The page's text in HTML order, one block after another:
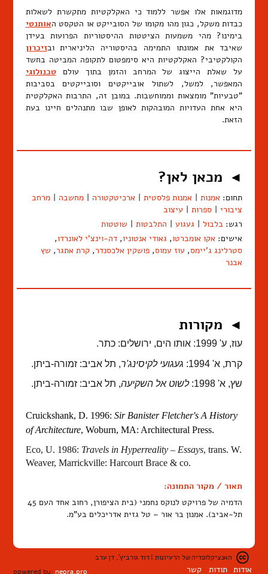
מדוגמאות אלו אפשר ללמוד כי האקלקטיות מתקשרת לשאלות
כבדות משקל, כגון מהו מקומו של הסובייקט או הטקסט האותנטי
בימינו? מהי משמעות הציטטות ההיסטוריות הפרועות בעידן
שאיבד את אמונתו התמימה בהיסטוריה הליניארית ובזיכרון
הקולקטיבי? האקלקטיות היא סימפטום לתקופה המביטה בחשד
על שאלת הייצוג של המרחב והזמן בתוך עולםטכנולוגי
המאפשר, למשל, לשתול אובייקטים וסובייקטים בסביבות
"טבעיות" מומצאות וממוחשבות. במובן זה, התרבות האקלקטית
היא אחת העדויות המובהקות לאופן שבו מתנהלים חיינו בעת
הזאת.
◄ מכאן לאן?
תחום: אמנות | אמנות פלסטית | ארכיטקטורה | מחשבה | מרחב
ציבורי | ספרות | עיצוב
רגש: בלבול | געגוע | התלבטות | שוטטות
אישים: אקו אומברטו, גאודי אנטוניו, דה-וינצ'י לאונרדו,
סטרלינג ג'יימס, עוז עמוס, פושקין אלכסנדר, קרת אתגר, שץ
אבנר
◄ מקורות
עוז, ע' 1999: אותו הים, ירושלים: כתר.
קרת, א' 1994:
געגועי לקיסינג'ר, תל אביב: זמורה-ביתן.
שץ, א' 1998:
לשוט אל השקיעה, תל אביב: זמורה-ביתן.
Cruickshank, D. 1996: Sir Banister Fletcher's A History
of Architecture, Woburn, MA: Architectural Press.
Eco, U. 1986: Travels in Hyperreality – Essays, trans. W.
Weaver, Marrickville: Harcourt Brace & co.
תאור / מקור התמונה:
הדמיה של פרויקט לנוקס נחמני (בית הציפורן, רחוב אחד העם 45
תל-אביב). אמנון בר אור – טל גזית אדריכלים בע"מ.
האנציקלופדיה של הרעיונות | דוד גורביץ', דן ערב
אודות תודות קשר powered by:neora.pro